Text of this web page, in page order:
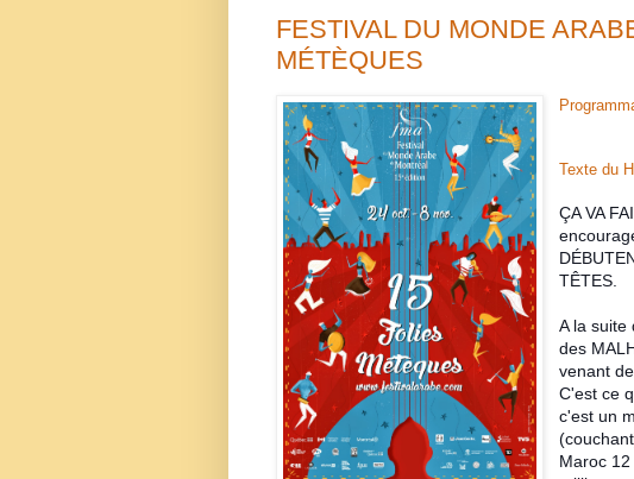
FESTIVAL DU MONDE
MÉTÈQUES
Texte du
ÇA VA
TÊTES.
A la suite
des
venant
C'est ce
c'est un
Maroc 12